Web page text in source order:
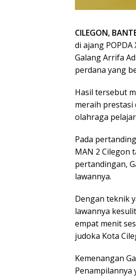
CILEGON,
di ajang
Galang Arrifa
perdana yang
Hasil tersebut
meraih prestasi
olahraga
Pada
MAN 2 Cilegon
pertandingan,
lawannya.
Dengan teknik
lawannya
empat menit
judoka Kota
Kemenangan